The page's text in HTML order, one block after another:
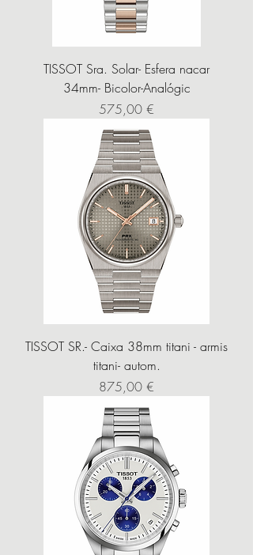
TISSOT Sra. Solar- Esfera nacar
34mm- Bicolor-Analógic
Precio
575,00 €
TISSOT SR.- Caixa 38mm titani - armis
titani- autom.
Precio
875,00 €